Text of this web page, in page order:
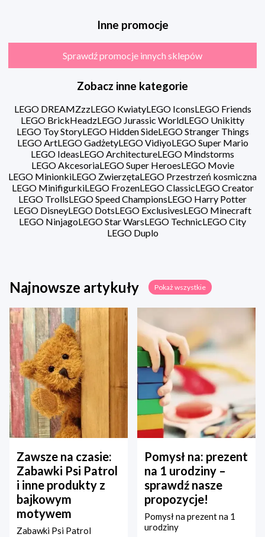
Inne promocje
Sprawdź promocje innych sklepów
Zobacz inne kategorie
LEGO DREAMZzzLEGO KwiatyLEGO IconsLEGO Friends
LEGO BrickHeadzLEGO Jurassic WorldLEGO Unikitty
LEGO Toy StoryLEGO Hidden SideLEGO Stranger Things
LEGO ArtLEGO GadżetyLEGO VidiyoLEGO Super Mario
LEGO IdeasLEGO ArchitectureLEGO Mindstorms
LEGO AkcesoriaLEGO Super HeroesLEGO Movie
LEGO MinionkiLEGO ZwierzętaLEGO Przestrzeń kosmiczna
LEGO MinifigurkiLEGO FrozenLEGO ClassicLEGO Creator
LEGO TrollsLEGO Speed ChampionsLEGO Harry Potter
LEGO DisneyLEGO DotsLEGO ExclusivesLEGO Minecraft
LEGO NinjagoLEGO Star WarsLEGO TechnicLEGO City
LEGO Duplo
Najnowsze artykuły Pokaż wszystkie
Zawsze na czasie:
Zabawki Psi Patrol
i inne produkty z
bajkowym
motywem
Zabawki Psi Patrol
Pomysł na: prezent
na 1 urodziny –
sprawdź nasze
propozycje!
Pomysł na prezent na 1
urodziny